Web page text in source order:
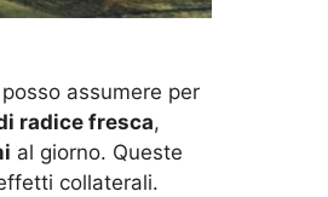
assumere per
radice fresca,
al giorno. Queste
collaterali.